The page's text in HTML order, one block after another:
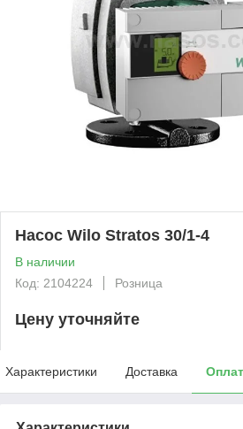
Насос Wilo Stratos 30/1-4
В наличии
Код: 2104224
Розница
Цену уточняйте
Характеристики Доставка